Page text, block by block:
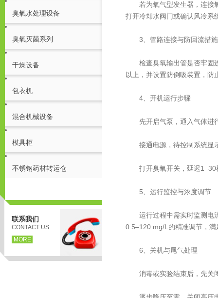
臭氧水处理设备
臭氧灭菌系列
干燥设备
包衣机
混合机械设备
模具柜
不锈钢药材转运仓
联系我们
CONTACT US
MORE
若为氧气型发生器，连接氧
打开冷却水阀门或确认风冷系
‌3、管路连接与防回流措施‌
检查臭氧输出管是否牢固连
以上，并设置防倒吸装置，防
‌4、开机运行步骤‌
先开启气泵，通入气体进
接通电源，待控制系统显示
打开臭氧开关，延迟1–30
‌5、运行监控与浓度调节‌
运行过程中需实时监测电流
0.5–120 mg/L的精准调节，
‌6、关机与尾气处理‌
消毒或实验结束后，先关闭